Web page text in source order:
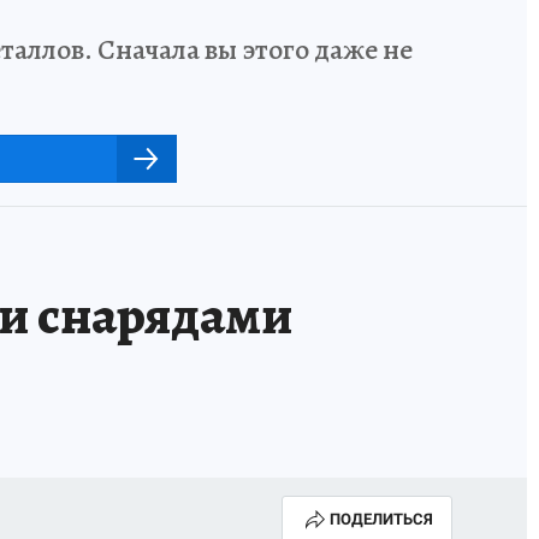
Сначала вы этого даже не
снарядами
ПОДЕЛИТЬСЯ